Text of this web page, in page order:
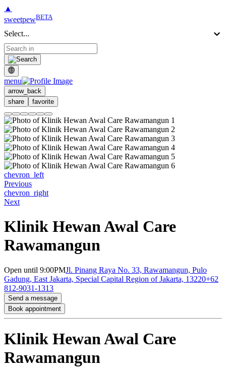
▲
sweetpewBETA
Select...
menu
arrow_back
share
favorite
chevron_left
Previous
chevron_right
Next
Klinik Hewan Awal Care
Rawamangun
Open until 9:00PMJl. Pinang Raya No. 33, Rawamangun, Pulo
Gadung, East Jakarta, Special Capital Region of Jakarta, 13220+62
812-9031-1313
Send a message
Book appointment
Klinik Hewan Awal Care
Rawamangun